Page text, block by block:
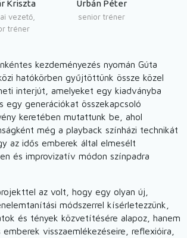
Kriszta
vezető,
tréner
Urbán Péter
senior tréner
kezdeményezés nyomán Gúta
hatókörben gyűjtöttünk össze közel
interjút, amelyeket egy kiadványba
egy generációkat összekapcsoló
keretében mutattunk be, ahol
még a playback színházi technikát
az idős emberek által elmesélt
és improvizatív módon színpadra
az volt, hogy egy olyan új,
módszerrel kísérletezzünk,
és tények közvetítésére alapoz, hanem
visszaemlékezéseire, reflexióira,